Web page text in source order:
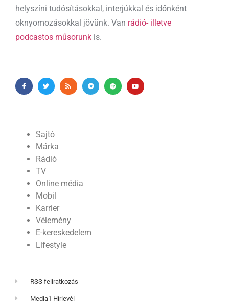
helyszíni tudósításokkal, interjúkkal és időnként
oknyomozásokkal jövünk. Van rádió- illetve
podcastos műsorunk is.
Sajtó
Márka
Rádió
TV
Online média
Mobil
Karrier
Vélemény
E-kereskedelem
Lifestyle
RSS feliratkozás
Media1 Hírlevél